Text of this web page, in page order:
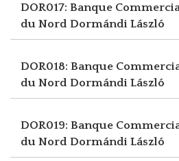
DOR017: Banque
du Nord Dormándi László
DOR018: Banque
du Nord Dormándi László
DOR019: Banque
du Nord Dormándi László